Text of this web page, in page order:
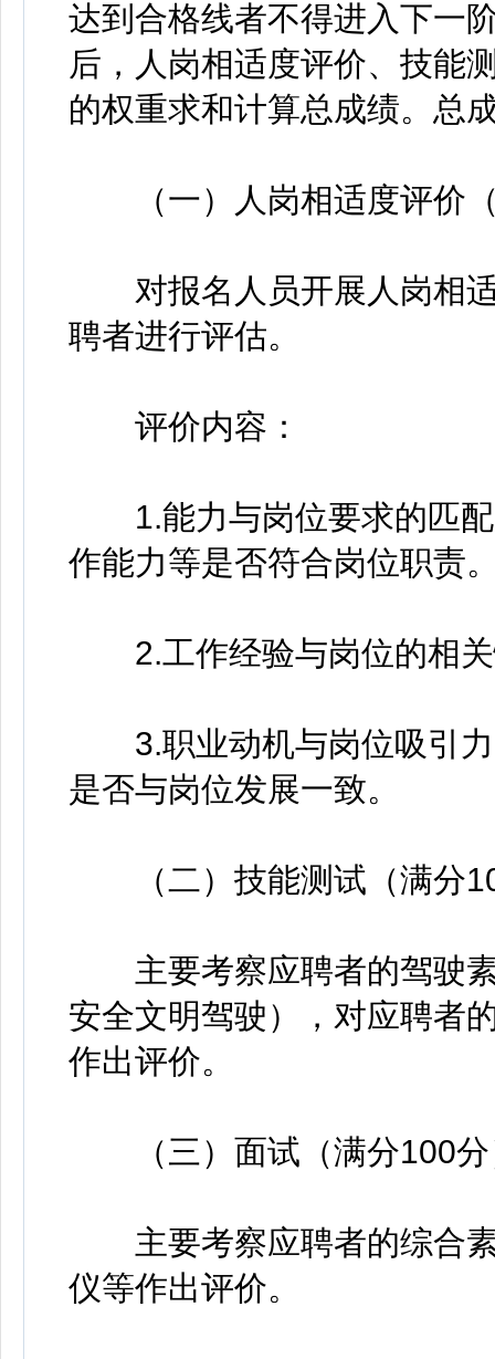
达到合格线者不得进入下一
后，人岗相适度评价、技能
的权重求和计算总成绩。总
（一）人岗相适度评价
对报名人员开展人岗相适
聘者进行评估。
评价内容：
1.能力与岗位要求的匹配
作能力等是否符合岗位职责
2.工作经验与岗位的相关
3.职业动机与岗位吸引力
是否与岗位发展一致。
（二）技能测试（满分
主要考察应聘者的驾驶素
安全文明驾驶），对应聘者
作出评价。
（三）面试（满分100分
主要考察应聘者的综合素
仪等作出评价。